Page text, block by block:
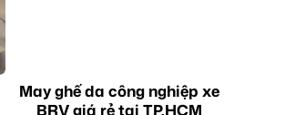
May ghế da công nghiệp xe
BRV giá rẻ tại TP.HCM